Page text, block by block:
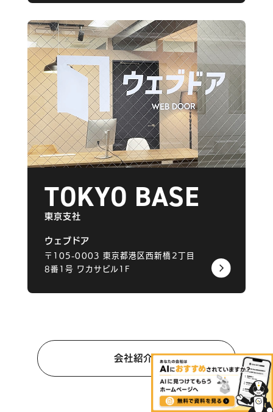
TOKYO BASE
東京支社
ウェブドア
〒105-0003 東京都港区西新橋2丁目
8番1号 ワカサビル1F
会社紹介へ